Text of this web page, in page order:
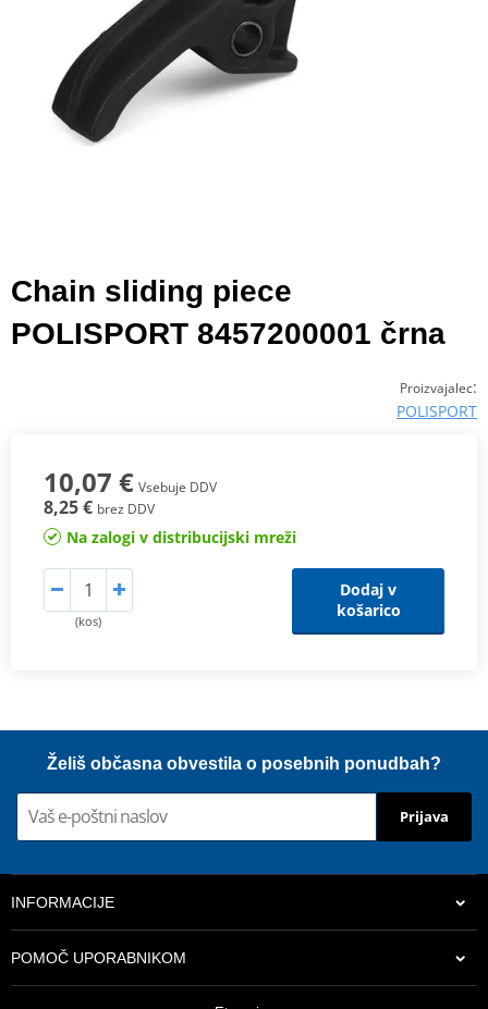
Chain sliding piece
POLISPORT 8457200001 črna
Proizvajalec:
POLISPORT
10,07 € Vsebuje DDV
8,25 € brez DDV
Na zalogi v distribucijski mreži
(kos)
Dodaj v
košarico
Želiš občasna obvestila o posebnih ponudbah?
Prijava
INFORMACIJE
POMOČ UPORABNIKOM